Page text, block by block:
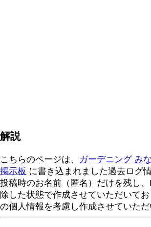
解説
こちらのページは、 ガーデニング み
掲示板 に書き込まれました過去ログ
投稿時のお名前（匿名）だけを残し
除した状態で作成させていただいて
の個人情報を考慮し作成させていただ